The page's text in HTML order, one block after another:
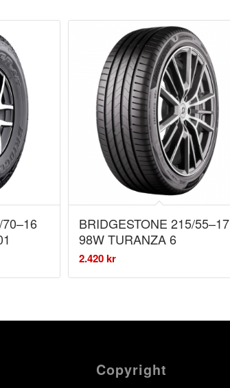
BRIDGESTONE 215/55–17
98W TURANZA 6
2.420kr
Copyright